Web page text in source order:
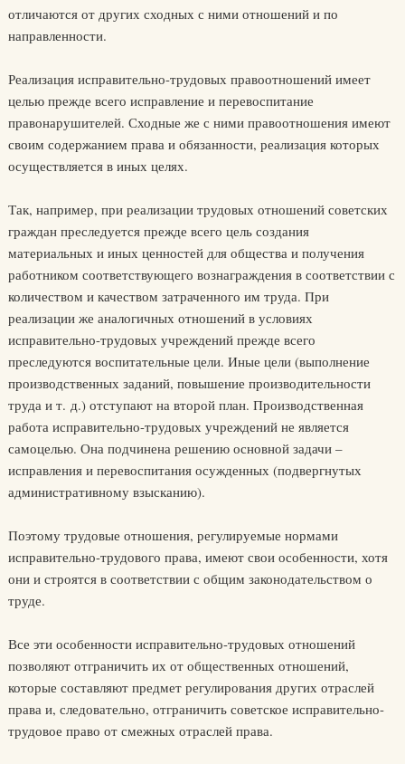
отличаются от других сходных с ними отношений и по
направленности.
Реализация исправительно-трудовых правоотношений имеет
целью прежде всего исправление и перевоспитание
правонарушителей. Сходные же с ними правоотношения имеют
своим содержанием права и обязанности, реализация которых
осуществляется в иных целях.
Так, например, при реализации трудовых отношений советских
граждан преследуется прежде всего цель создания
материальных и иных ценностей для общества и получения
работником соответствующего вознаграждения в соответствии с
количеством и качеством затраченного им труда. При
реализации же аналогичных отношений в условиях
исправительно-трудовых учреждений прежде всего
преследуются воспитательные цели. Иные цели (выполнение
производственных заданий, повышение производительности
труда и т. д.) отступают на второй план. Производственная
работа исправительно-трудовых учреждений не является
самоцелью. Она подчинена решению основной задачи –
исправления и перевоспитания осужденных (подвергнутых
административному взысканию).
Поэтому трудовые отношения, регулируемые нормами
исправительно-трудового права, имеют свои особенности, хотя
они и строятся в соответствии с общим законодательством о
труде.
Все эти особенности исправительно-трудовых отношений
позволяют отграничить их от общественных отношений,
которые составляют предмет регулирования других отраслей
права и, следовательно, отграничить советское исправительно-
трудовое право от смежных отраслей права.